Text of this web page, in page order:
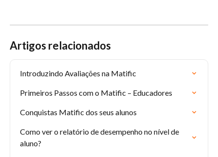
Artigos relacionados
Introduzindo Avaliações na Matific
Primeiros Passos com o Matific – Educadores
Conquistas Matific dos seus alunos
Como ver o relatório de desempenho no nível de
aluno?